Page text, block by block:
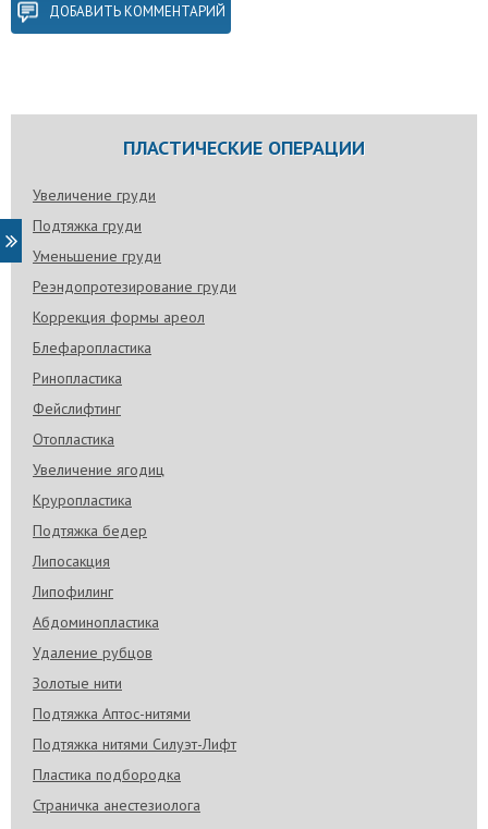
ДОБАВИТЬ КОММЕНТАРИЙ
ПЛАСТИЧЕСКИЕ ОПЕРАЦИИ
Увеличение груди
Подтяжка груди
Уменьшение груди
Реэндопротезирование груди
Коррекция формы ареол
Блефаропластика
Ринопластика
Фейслифтинг
Отопластика
Увеличение ягодиц
Круропластика
Подтяжка бедер
Липосакция
Липофилинг
Абдоминопластика
Удаление рубцов
Золотые нити
Подтяжка Аптос-нитями
Подтяжка нитями Силуэт-Лифт
Пластика подбородка
Страничка анестезиолога